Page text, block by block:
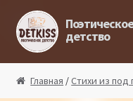
Перейти к
Перейти к
Поэтическое
детство
Главная /Стихи из под